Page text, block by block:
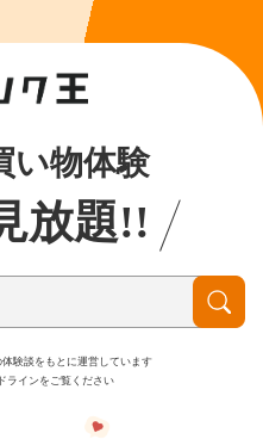
い物体験
放題!!
験談をもとに運営しています
ラインをご覧ください